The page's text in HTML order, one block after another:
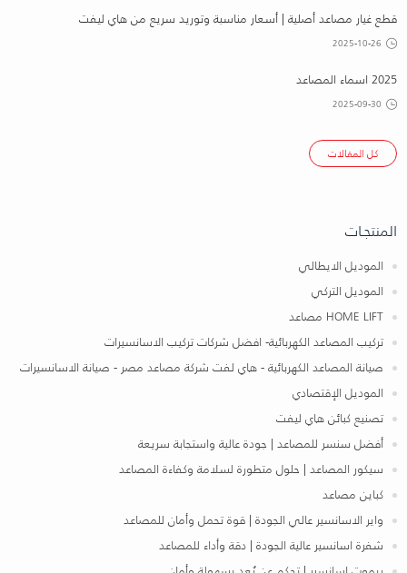
قطع غيار مصاعد أصلية | أسعار مناسبة وتوريد سريع من هاي ليفت
2025-10-26
2025 اسماء المصاعد
2025-09-30
كل المقالات
المنتجـات
الموديل الايطالي
الموديل التركي
HOME LIFT مصاعد
تركيب المصاعد الكهربائية- افضل شركات تركيب الاسانسيرات
صيانة المصاعد الكهربائية - هاي لفت شركة مصاعد مصر - صيانة الاسانسيرات
الموديل الإقتصادي
تصنيع كبائن هاي ليفت
أفضل سنسر للمصاعد | جودة عالية واستجابة سريعة
سيكور المصاعد | حلول متطورة لسلامة وكفاءة المصاعد
كباين مصاعد
واير الاسانسير عالي الجودة | قوة تحمل وأمان للمصاعد
شفرة اسانسير عالية الجودة | دقة وأداء للمصاعد